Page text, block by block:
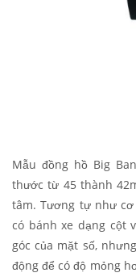
Mẫu đồng hồ Big
thước từ 45 thành
tâm. Tương tự như
có bánh xe dạng cột
góc của mặt số,
động để có độ mỏng